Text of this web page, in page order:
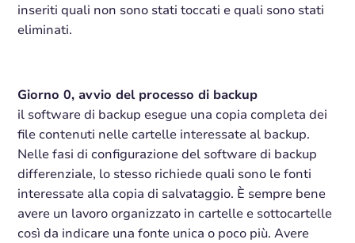
inseriti quali non sono stati toccati e quali sono stati
eliminati.
Giorno 0, avvio del processo di backup
il software di backup esegue una copia completa dei
file contenuti nelle cartelle interessate al backup.
Nelle fasi di configurazione del software di backup
differenziale, lo stesso richiede quali sono le fonti
interessate alla copia di salvataggio. È sempre bene
avere un lavoro organizzato in cartelle e sottocartelle
così da indicare una fonte unica o poco più. Avere